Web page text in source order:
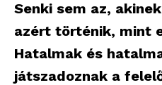
Senki sem az,
azért történik, mint
Hatalmak és
játszadoznak a